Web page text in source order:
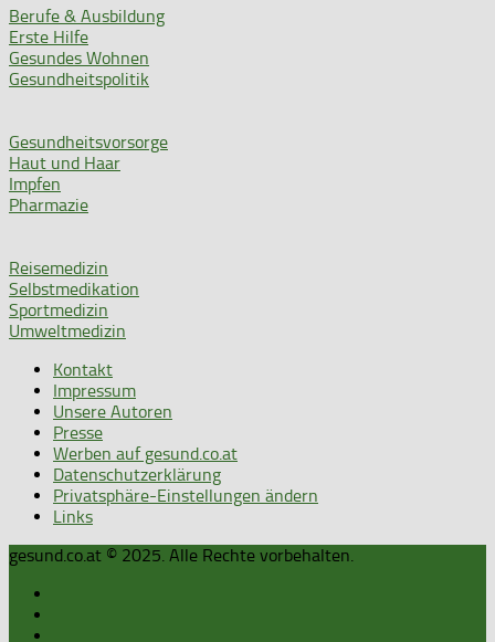
Berufe & Ausbildung
Erste Hilfe
Gesundes Wohnen
Gesundheitspolitik
Gesundheitsvorsorge
Haut und Haar
Impfen
Pharmazie
Reisemedizin
Selbstmedikation
Sportmedizin
Umweltmedizin
Kontakt
Impressum
Unsere Autoren
Presse
Werben auf gesund.co.at
Datenschutzerklärung
Privatsphäre-Einstellungen ändern
Links
gesund.co.at © 2025. Alle Rechte vorbehalten.